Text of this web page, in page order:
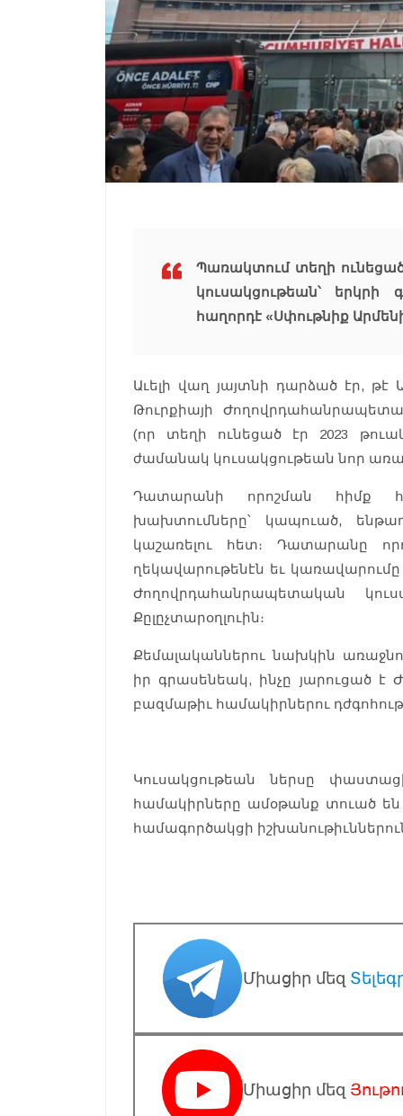
Պառակտում տեղի
կուսակցութեան՝ երկրի
հաղորդէ «Սփութնիք
Աւելի վաղ յայտնի դարձած էր,
Թուրքիայի
(որ տեղի ունեցած էր 2023
ժամանակ կուսակցութեան նոր
Դատարանի որոշման հիմք
խախտումները՝ կապուած,
կաշառելու հետ։ Դատարանը
ղեկավարութենէն եւ
Ժողովրդահանրապետական
Քըլըչտարօղլուին։
Քեմալականներու նախկին
իր գրասենեակ, ինչը յարուցած
բազմաթիւ համակիրներու
Կուսակցութեան ներսը
համակիրները ամօթանք տուած են
համագործակցի
Միացիր մեզ
Միացիր մեզ